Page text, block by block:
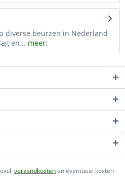
diverse beurzen in Nederland
en... meer:
verzendkostenen eventueel kosten